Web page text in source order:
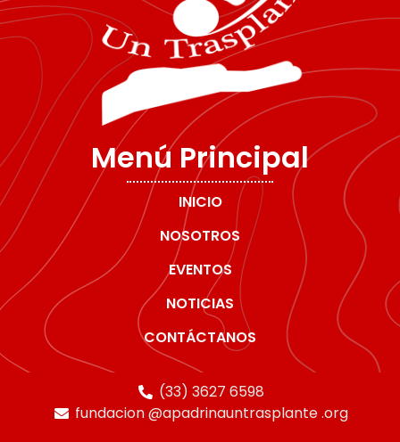
Menú Principal
INICIO
NOSOTROS
EVENTOS
NOTICIAS
CONTÁCTANOS
(33) 3627 6598
fundacion @apadrinauntrasplante .org